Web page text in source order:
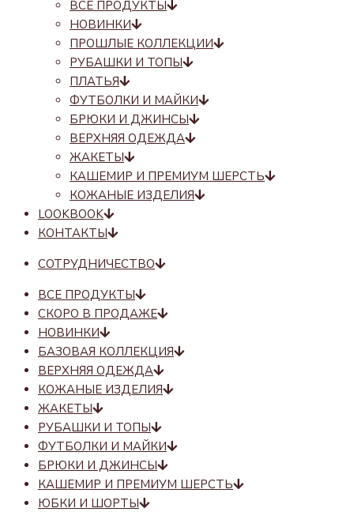
ВСЕ ПРОДУКТЫ
НОВИНКИ
ПРОШЛЫЕ КОЛЛЕКЦИИ
РУБАШКИ И ТОПЫ
ПЛАТЬЯ
ФУТБОЛКИ И МАЙКИ
БРЮКИ И ДЖИНСЫ
ВЕРХНЯЯ ОДЕЖДА
ЖАКЕТЫ
КАШЕМИР И ПРЕМИУМ ШЕРСТЬ
КОЖАНЫЕ ИЗДЕЛИЯ
LOOKBOOK
КОНТАКТЫ
СОТРУДНИЧЕСТВО
ВСЕ ПРОДУКТЫ
СКОРО В ПРОДАЖЕ
НОВИНКИ
БАЗОВАЯ КОЛЛЕКЦИЯ
ВЕРХНЯЯ ОДЕЖДА
КОЖАНЫЕ ИЗДЕЛИЯ
ЖАКЕТЫ
РУБАШКИ И ТОПЫ
ФУТБОЛКИ И МАЙКИ
БРЮКИ И ДЖИНСЫ
КАШЕМИР И ПРЕМИУМ ШЕРСТЬ
ЮБКИ И ШОРТЫ